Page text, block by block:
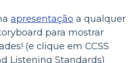
apresentação a qualquer
para mostrar
(e clique em CCSS
Listening Standards)